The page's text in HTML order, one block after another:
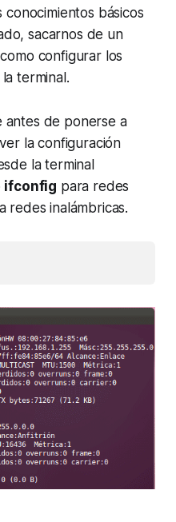
básicos
sacarnos de un
configurar los
terminal.
antes de ponerse a
la configuración
la terminal
ifconfig para redes
redes inalámbricas.